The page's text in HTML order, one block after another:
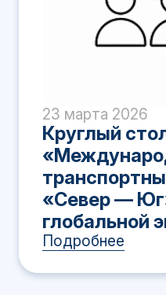
23 марта 2026
Круглый
«Север —
глобальной
Подробнее